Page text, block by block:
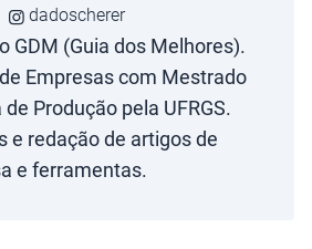
dadoscherer
GDM (Guia dos Melhores).
Empresas com Mestrado
Produção pela UFRGS.
e redação de artigos de
e ferramentas.